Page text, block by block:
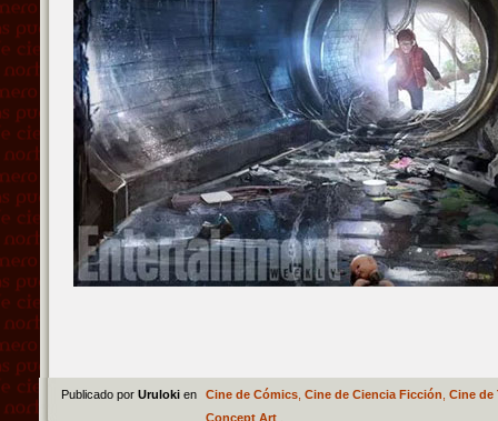
Publicado por Uruloki en Cine de Cómics, Cine de Ciencia Ficción Cine de
Concept Art.